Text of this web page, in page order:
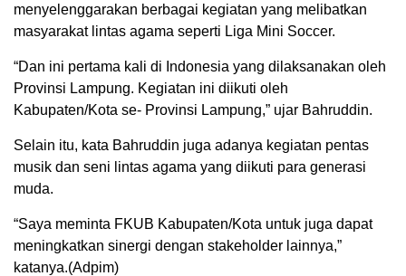
menyelenggarakan berbagai kegiatan yang melibatkan
masyarakat lintas agama seperti Liga Mini Soccer.
“Dan ini pertama kali di Indonesia yang dilaksanakan oleh
Provinsi Lampung. Kegiatan ini diikuti oleh
Kabupaten/Kota se- Provinsi Lampung,” ujar Bahruddin.
Selain itu, kata Bahruddin juga adanya kegiatan pentas
musik dan seni lintas agama yang diikuti para generasi
muda.
“Saya meminta FKUB Kabupaten/Kota untuk juga dapat
meningkatkan sinergi dengan stakeholder lainnya,”
katanya.(Adpim)